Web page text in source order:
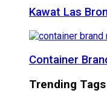
Kawat Las
Container
Trending Tags